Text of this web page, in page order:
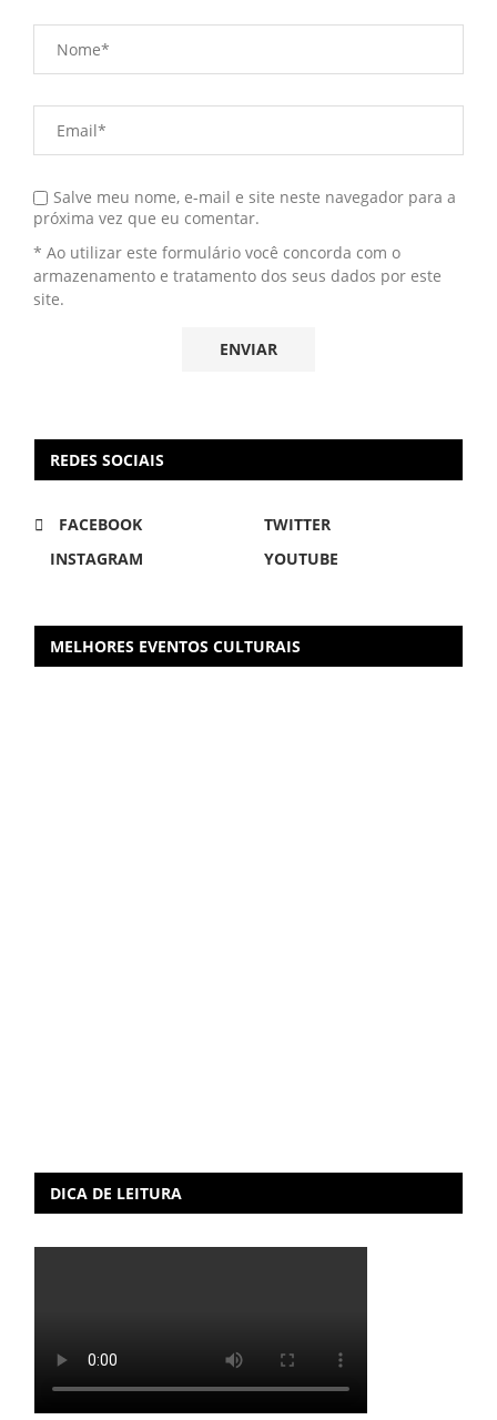
Salve meu nome, e-mail e site neste navegador para a
próxima vez que eu comentar.
* Ao utilizar este formulário você concorda com o
armazenamento e tratamento dos seus dados por este
site.
REDES SOCIAIS
FACEBOOK
TWITTER
INSTAGRAM
YOUTUBE
MELHORES EVENTOS CULTURAIS
DICA DE LEITURA